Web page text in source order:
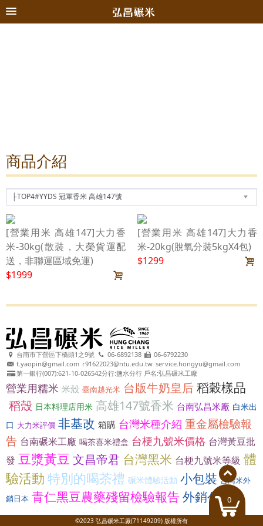
商品介紹
[營業用米 高雄147]大力香
米-30kg(散裝，大榮貨運配
送，非聯運區域免運)
$1999
[營業用米 高雄147]大力香
米-20kg(脫氧分裝5kgX4包)
$1299
台南市下營區下橋頭1之9號 06-6892138
06-6792230
t.yaopin@gmail.com r91622023@ntu.edu.tw service.hongyu@gmail.com
第一銀行(007):621-10-026542分行:鹽水分行 戶名:弘昌碾米工廠
營業用糯米 米殼 臺南越光米 台版牛奶皇后稻穀樣品
稻殼 日本料理店用米 高雄147號香米 台南弘昌米廠 白米出
口 大力米評價 非基改 箱購 台灣米種介紹 重金屬檢驗報
告 台南碾米工廠 喝茶喜米禮盒 台梗九號米價格 台灣黃豆批
發 豆漿黃豆 文昌帝君 台灣黑米 台梗九號米等級 體
驗活動 特別的喝茶禮 碾米體驗活動 小包裝 台灣米外
銷日本 青仁黑豆農藥殘留檢驗報告外銷公糧
©2023 弘昌碾米工廠(71149209) 版權所有
0